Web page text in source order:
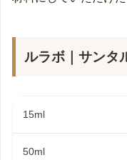
ルラボ｜サンタ
15ml
50ml